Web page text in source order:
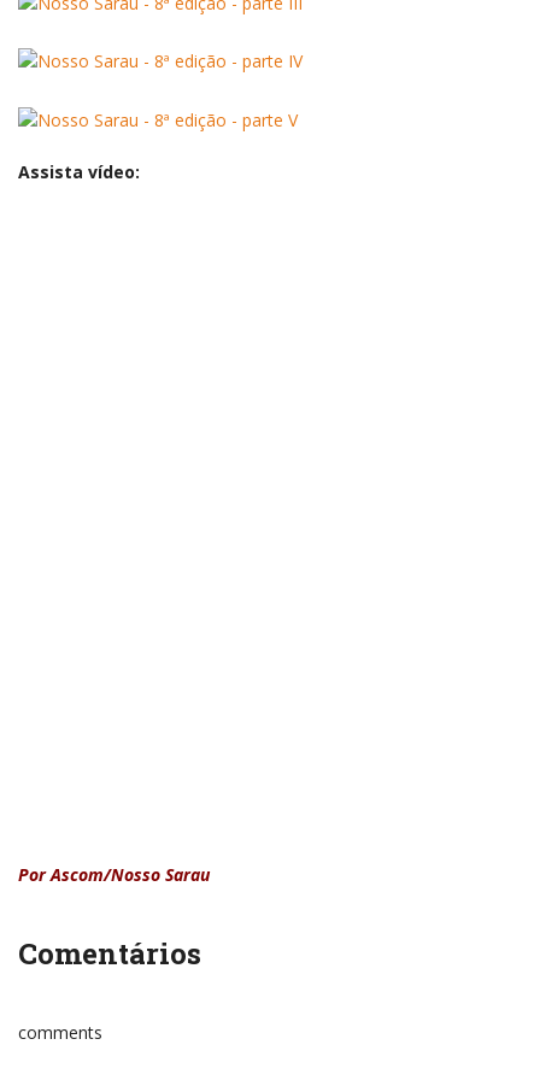
Assista vídeo:
Por Ascom/Nosso Sarau
Comentários
comments